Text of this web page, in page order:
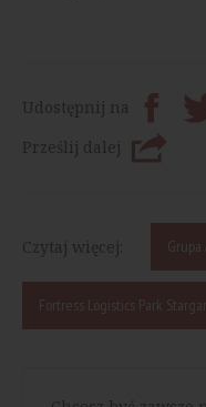
Udostępnij na
Prześlij dalej
Czytaj więcej:
Fortress Logistics Park